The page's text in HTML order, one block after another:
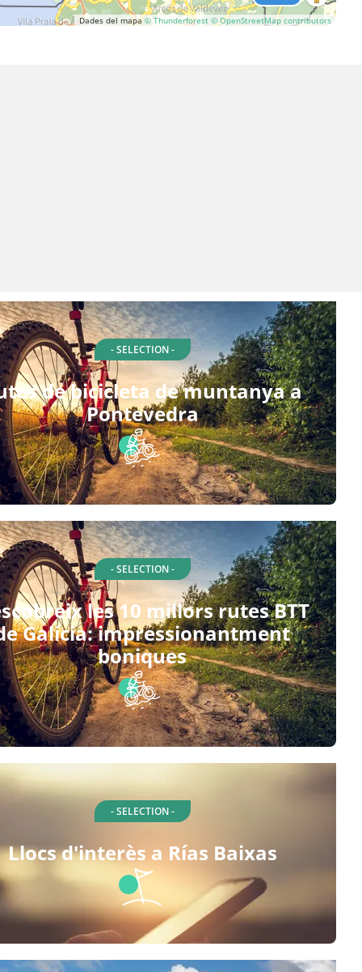
Dades del mapa© Thunderforest © OpenStreetMap contributors
- SELECTION -
de bicicleta de muntanya a
Pontevedra
- SELECTION -
les 10 millors rutes BTT
Galícia: impressionantment
boniques
- SELECTION -
Llocs d'interès a Rías Baixas